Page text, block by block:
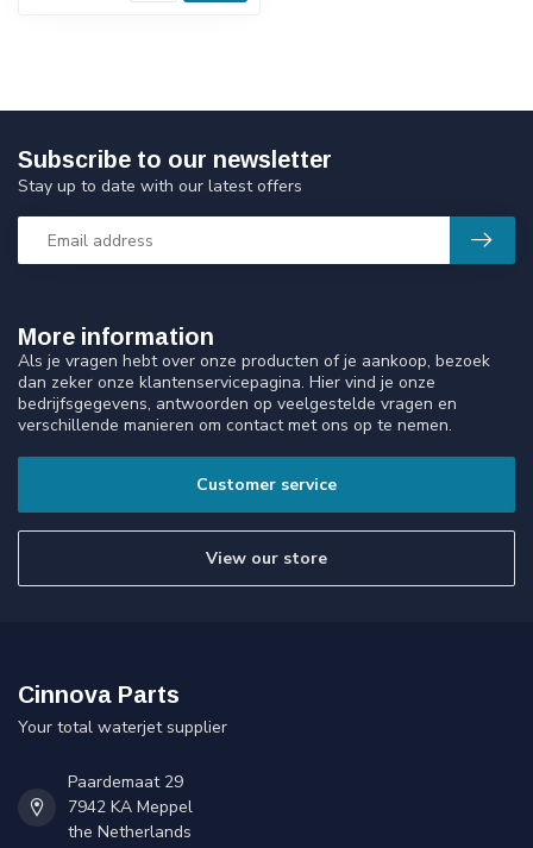
More information
Als je vragen hebt over onze producten of je aankoop, bezoek
dan zeker onze klantenservicepagina. Hier vind je onze
bedrijfsgegevens, antwoorden op veelgestelde vragen en
verschillende manieren om contact met ons op te nemen.
Customer service
View our store
Subscribe to our newsletter
Stay up to date with our latest offers
Cinnova Parts
Your total waterjet supplier
Paardemaat 29
7942 KA Meppel
the Netherlands